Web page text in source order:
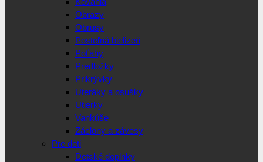
Obrazy
Obrusy
Posteľná bielizeň
Poťahy
Predložky
Prikrývky
Uteráky a osušky
Utierky
Vankúše
Záclony a závesy
Pre deti
Detské doplnky